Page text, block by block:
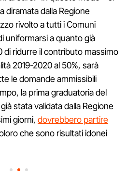
diramata dalla Regione
rivolto a tutti i Comuni
uniformarsi a quanto già
di ridurre il contributo massimo
2019-2020 al 50%, sarà
le domande ammissibili
la prima graduatoria del
stata validata dalla Regione
giorni, dovrebbero partire
che sono risultati idonei